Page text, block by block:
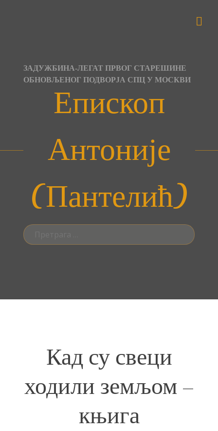
ЗАДУЖБИНА-ЛЕГАТ ПРВОГ СТАРЕШИНЕ
ОБНОВЉЕНОГ ПОДВОРЈА СПЦ У МОСКВИ
Епископ
Антоније
(Пантелић)
Претрага
за:
Кад су свеци
ходили земљом –
књига